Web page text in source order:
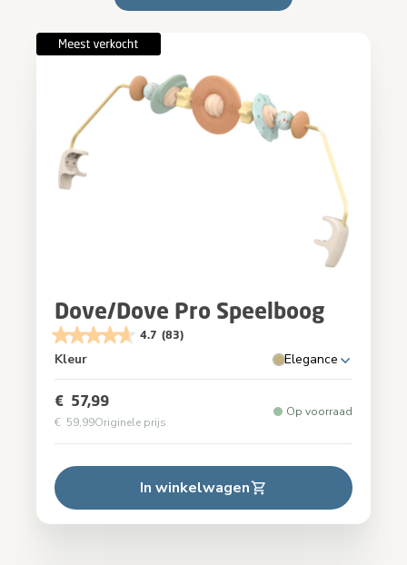
Dove/Dove Pro Speelboog
4.7 (83)
Kleur Elegance
€ 57,99
€ 59,99Originele prijs
Op voorraad
In winkelwagen